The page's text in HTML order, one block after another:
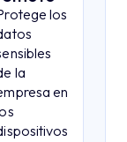
los
la
en